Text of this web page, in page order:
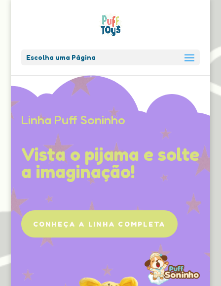
Escolha uma Página
Linha Puff Soninho
Vista o pijama e solte
a imaginação!
CONHEÇA A LINHA COMPLETA